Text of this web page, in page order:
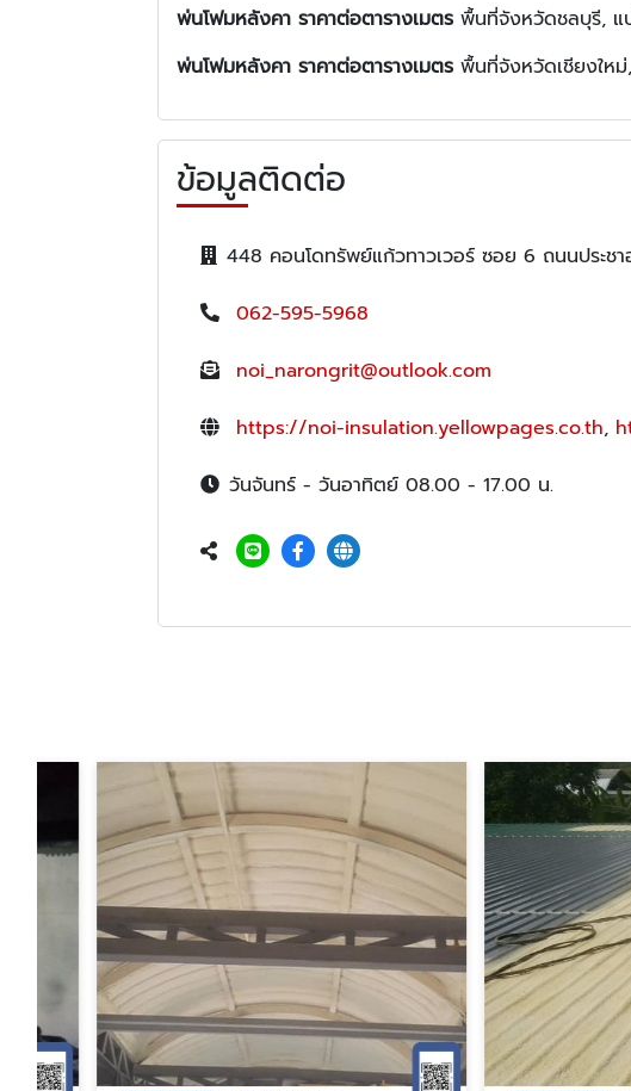
พ่นโฟมหลังคา ราคาต่อตารางเมตร พื้นที่จังหวัดชลบุรี, แป
พ่นโฟมหลังคา ราคาต่อตารางเมตร พื้นที่จังหวัดเชียงให
ข้อมูลติดต่อ
448 คอนโดทรัพย์แก้วทาวเวอร์ ซอย 6 ถนนประช
062-595-5968
noi_narongrit@outlook.com
https://noi-insulation.yellowpages.co.th,
วันจันทร์ - วันอาทิตย์ 08.00 - 17.00 น.